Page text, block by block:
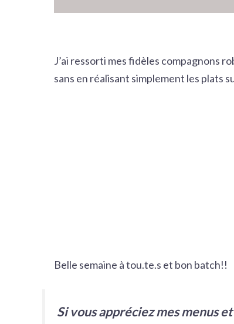
J’ai ressorti mes fidèles compagnons
sans en réalisant simplement les plats
Belle semaine à tou.te.s et bon batch!!
Si vous appréciez mes menus